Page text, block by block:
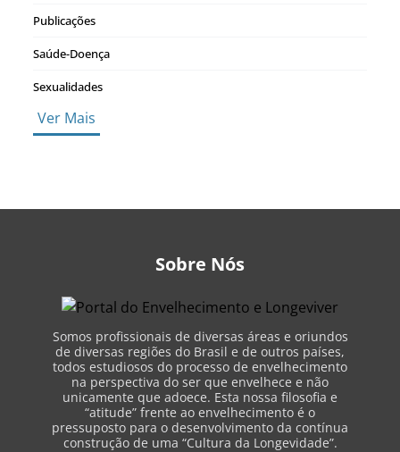
Publicações
Saúde-Doença
Sexualidades
Ver Mais
Sobre Nós
Somos profissionais de diversas áreas e oriundos
de diversas regiões do Brasil e de outros países,
todos estudiosos do processo de envelhecimento
na perspectiva do ser que envelhece e não
unicamente que adoece. Esta nossa filosofia e
“atitude” frente ao envelhecimento é o
pressuposto para o desenvolvimento da contínua
construção de uma “Cultura da Longevidade”.